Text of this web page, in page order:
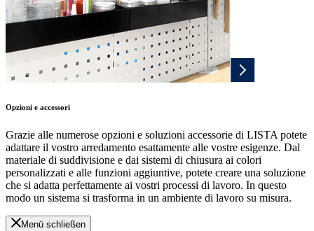
Opzioni e accessori
Grazie alle numerose opzioni e soluzioni accessorie di LISTA potete
adattare il vostro arredamento esattamente alle vostre esigenze. Dal
materiale di suddivisione e dai sistemi di chiusura ai colori
personalizzati e alle funzioni aggiuntive, potete creare una soluzione
che si adatta perfettamente ai vostri processi di lavoro. In questo
modo un sistema si trasforma in un ambiente di lavoro su misura.
Menü schließen